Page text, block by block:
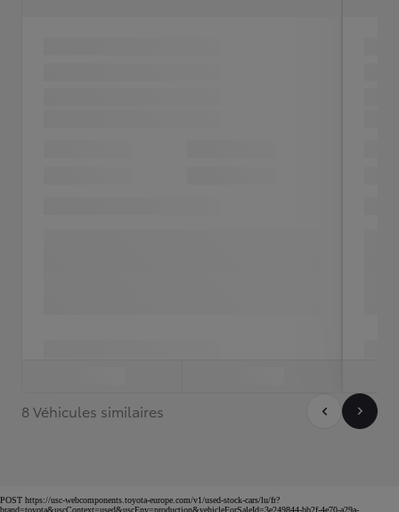
8 Véhicules similaires
POST https://usc-webcomponents.toyota-europe.com/v1/used-stock-cars/lu/fr?